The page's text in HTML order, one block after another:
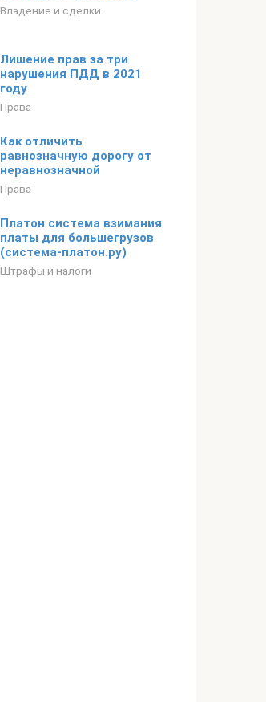
Владение и сделки
Лишение прав за три
нарушения ПДД в 2021
году
Права
Как отличить
равнозначную дорогу от
неравнозначной
Права
Платон система взимания
платы для большегрузов
(система-платон.ру)
Штрафы и налоги